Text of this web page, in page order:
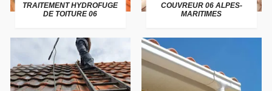
TRAITEMENT HYDROFUGE
DE TOITURE 06
COUVREUR 06 ALPES-
MARITIMES